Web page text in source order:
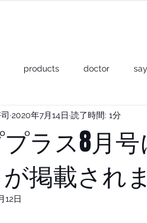
products doctor
+ shampoo+ gel & oil+
ラス8月号
掲載され
2020年7月14日 読了時間: 1分
12日